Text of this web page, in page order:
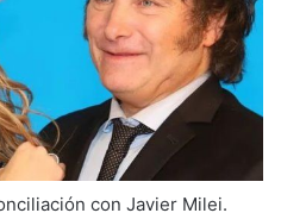
con Javier Milei.